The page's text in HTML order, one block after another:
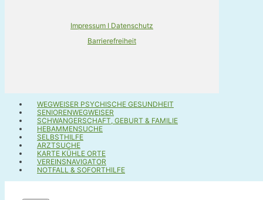
Impressum I Datenschutz
Barrierefreiheit
WEGWEISER PSYCHISCHE GESUNDHEIT
SENIORENWEGWEISER
SCHWANGERSCHAFT, GEBURT & FAMILIE
HEBAMMENSUCHE
SELBSTHILFE
ARZTSUCHE
KARTE KÜHLE ORTE
VEREINSNAVIGATOR
NOTFALL & SOFORTHILFE